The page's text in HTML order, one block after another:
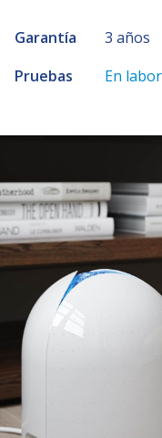
Garantía
3 años
Pruebas
En